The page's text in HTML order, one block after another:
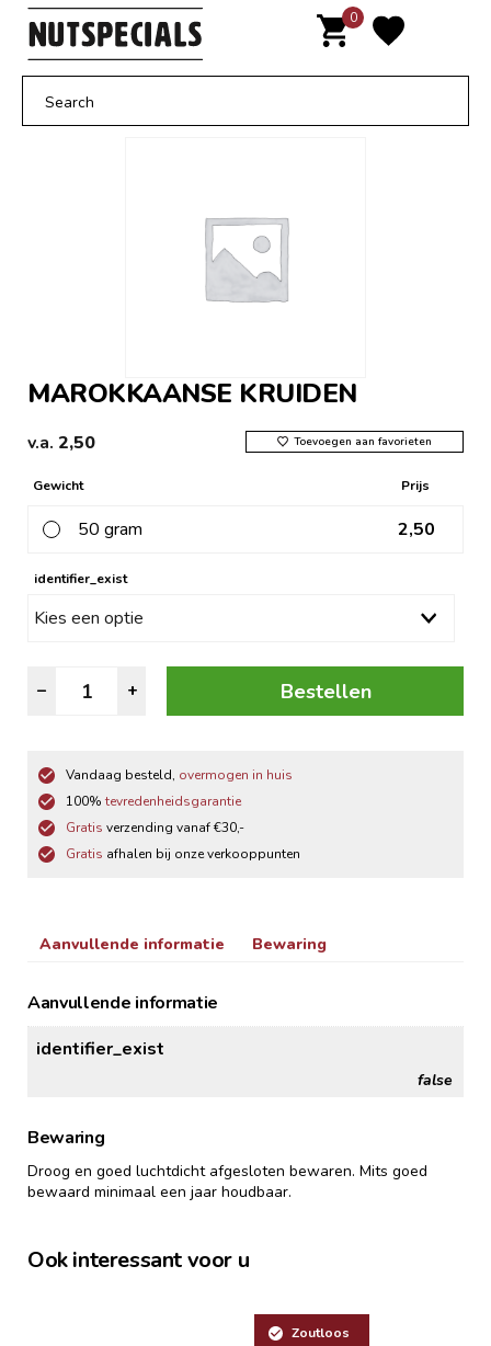
Door
naar
inhoud
0
MAROKKAANSE KRUIDEN
v.a. 2,50 Toevoegen aan favorieten
Gewicht Prijs
50 gram 2,50
identifier_exist
–
Marokkaanse
Kruiden
+ Bestellen
Vandaag besteld, overmogen in huis
100% tevredenheidsgarantie
Gratis verzending vanaf €30,-
Gratis afhalen bij onze verkooppunten
Aanvullende informatie Bewaring
Aanvullende informatie
identifier_exist
false
Bewaring
Droog en goed luchtdicht afgesloten bewaren. Mits goed
bewaard minimaal een jaar houdbaar.
Ook interessant voor u
Zoutloos